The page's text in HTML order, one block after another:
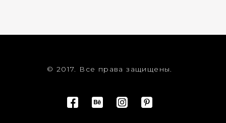
© 2017. Все права защищены.